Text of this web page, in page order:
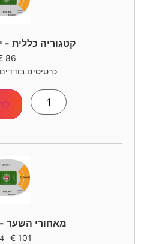
קטגוריה כללית -
86
כרטיסים
מאחורי השער
101
€ 4 במלאי